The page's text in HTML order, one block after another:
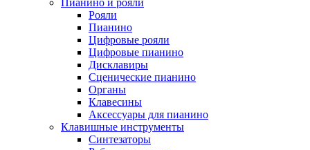
Пианино и рояли
Рояли
Пианино
Цифровые рояли
Цифровые пианино
Дисклавиры
Сценические пианино
Органы
Клавесины
Аксессуары для пианино
Клавишные инструменты
Синтезаторы